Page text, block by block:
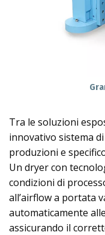
Tra le soluzioni
innovativo sistema
produzioni e
Un dryer con
condizioni di
all’airflow a portata
automaticamente
assicurando il